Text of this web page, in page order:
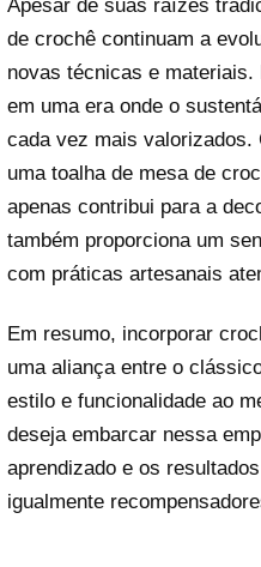
Apesar de suas raízes
de crochê continuam a
novas técnicas e
em uma era onde o
cada vez mais valorizados.
uma toalha de mesa de
apenas contribui para a
também proporciona um
com práticas artesanais
Em resumo, incorporar
uma aliança entre o
estilo e funcionalidade ao
deseja embarcar nessa
aprendizado e os
igualmente